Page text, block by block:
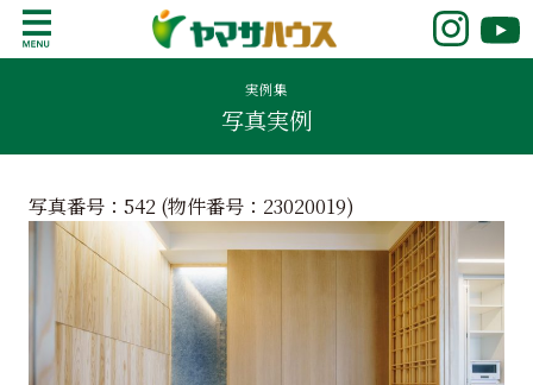
o
鹿児島で注文住宅ならヤマサハウス
新築の注文住宅や建売モデルハウスをお探し
の方はこちら。鹿児島県内で11年連続ナンバ
ーワンの実績を誇る、絆の家でおなじみの
ヤマサハウス。展示場情報や家づくりのこだ
実例集
写真実例
写真番号：542 (物件番号： 23020019)